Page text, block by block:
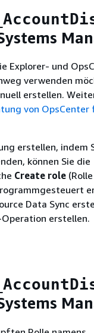
Explorer- und
verwenden
erstellen.
von OpsCenter
erstellen, indem
können Sie die
Create role (Rolle
Data Sync
Operation erstellen.